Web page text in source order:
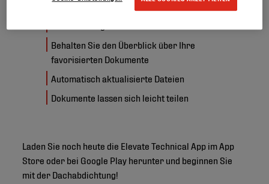
Behalten Sie den Überblick über Ihre
favorisierten Dokumente
Automatisch aktualisierte Dateien
Dokumente lassen sich leicht teilen
Laden Sie noch heute die Elevate Technical App im App
Store oder bei Google Play herunter und beginnen Sie
mit der Dachabdichtung!